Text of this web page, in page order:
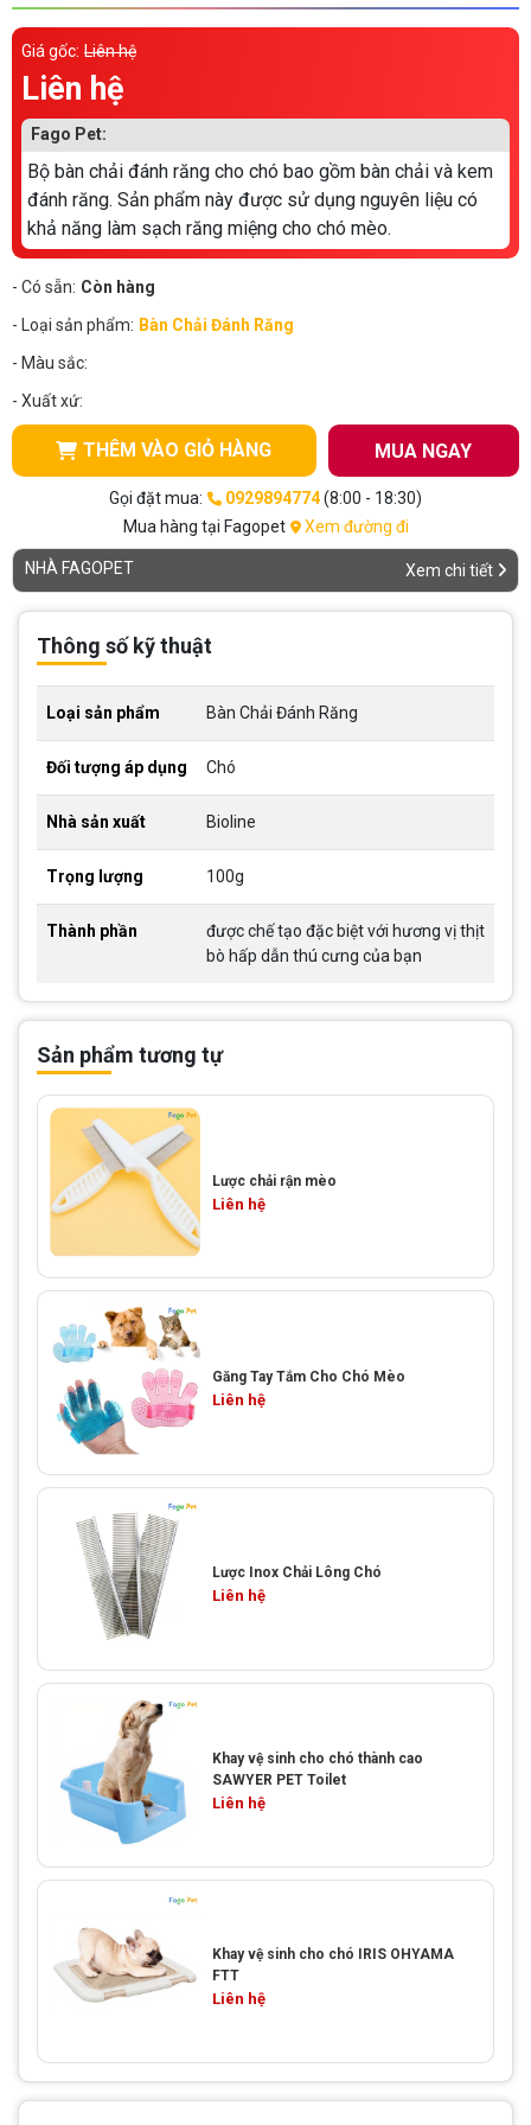
spa cho thú cưng
Thông tin về chó
CHÍNH SÁCH
Chính sách mua hàng Chính sách vận chuyển
Chính sách bảo hành Chính sách bảo mật
TỔNG ĐÀI TƯ VẤN
0929894774
Giá gốc: Liên hệ
Liên hệ
Fago Pet:
Bộ bàn chải đánh răng cho chó bao gồm bàn chải và kem
đánh răng. Sản phẩm này được sử dụng nguyên liệu có
khả năng làm sạch răng miệng cho chó mèo.
- Có sẵn: Còn hàng
- Loại sản phẩm: Bàn Chải Đánh Răng
- Màu sắc:
- Xuất xứ:
THÊM VÀO GIỎ HÀNG MUA NGAY
Gọi đặt mua: 0929894774(8:00 - 18:30)
Mua hàng tại Fagopet
Xem đường đi
NHÀ FAGOPET Xem chi tiết
Thông số kỹ thuật
Loại sản phẩm Bàn Chải Đánh Răng
Đối tượng áp dụng Chó
Nhà sản xuất Bioline
Trọng lượng 100g
Thành phần
được chế tạo đặc biệt với hương vị thịt
bò hấp dẫn thú cưng của bạn
Sản phẩm tương tự
Lược chải rận mèo
Liên hệ
Găng Tay Tắm Cho Chó Mèo
Liên hệ
Lược Inox Chải Lông Chó
Liên hệ
Khay vệ sinh cho chó thành cao
SAWYER PET Toilet
Liên hệ
Khay vệ sinh cho chó IRIS OHYAMA
FTT
Liên hệ